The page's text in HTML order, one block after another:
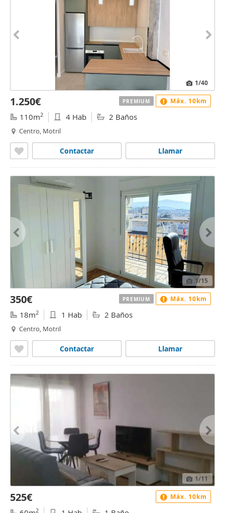
1/40
1.250€
110m2 4 Hab 2 Baños
Centro, Motril
Llamar
Contactar
PREMIUM Máx. 10km
1/15
350€
18m2 1 Hab 2 Baños
Centro, Motril
Llamar
Contactar
PREMIUM Máx. 10km
1/11
525€
2
Máx. 10km